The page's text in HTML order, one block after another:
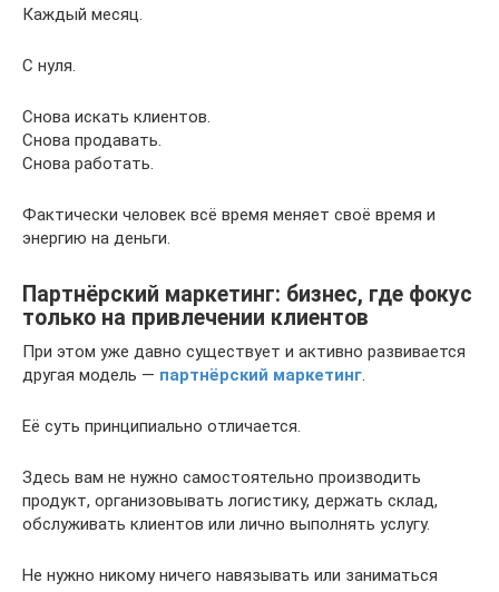
Каждый месяц.
С нуля.
Снова искать клиентов.
Снова продавать.
Снова работать.
Фактически человек всё время меняет своё время и
энергию на деньги.
Партнёрский маркетинг: бизнес, где фокус
только на привлечении клиентов
При этом уже давно существует и активно развивается
другая модель — партнёрский маркетинг
Её суть принципиально отличается.
Здесь вам не нужно самостоятельно производить
продукт, организовывать логистику, держать склад,
обслуживать клиентов или лично выполнять услугу.
Не нужно никому ничего навязывать или заниматься